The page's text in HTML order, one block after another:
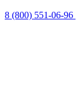
8 (800) 551-06-96